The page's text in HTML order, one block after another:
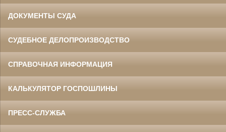
ДОКУМЕНТЫ СУДА
СУДЕБНОЕ ДЕЛОПРОИЗВОДСТВО
СПРАВОЧНАЯ ИНФОРМАЦИЯ
КАЛЬКУЛЯТОР ГОСПОШЛИНЫ
ПРЕСС-СЛУЖБА